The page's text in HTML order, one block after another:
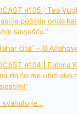
#105 | Tea
počinje onda
savješću.”
čita” – O
#104 | Fatima
da će me ubiti ako
svanulo je…